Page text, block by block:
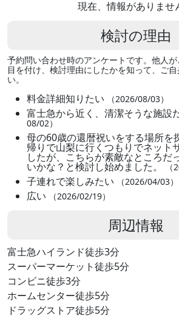
現在、情報がありませ
検討の理由
予約問い合わせ時のアンケートです。他人
目を付け、検討理由にしたかを知って、ご
い。
料金詳細知りたい （2026/08/03）
富士急から近く、清潔そうな施設
08/02）
母の60歳の還暦祝いをする場所を
帰りで山梨に行くつもりでネット
したが、こちらが素敵なところだ
いかな？と検討し始めました。
子連れで楽しみたい （2026/04/03）
広い （2026/02/19）
周辺情報
富士急ハイランド徒歩3分
スーパーマーケット徒歩5分
コンビニ徒歩3分
ホームセンター徒歩5分
ドラッグストア徒歩5分